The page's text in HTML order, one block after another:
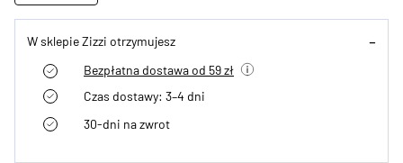
W sklepie Zizzi otrzymujesz
Bezpłatna dostawa od 59 zł
Czas dostawy: 3–4 dni
30-dni na zwrot